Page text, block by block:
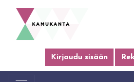
Kirjaudu sisään